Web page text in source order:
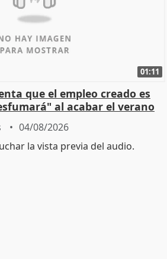
01:11
que el empleo creado es
al acabar el verano
04/08/2026